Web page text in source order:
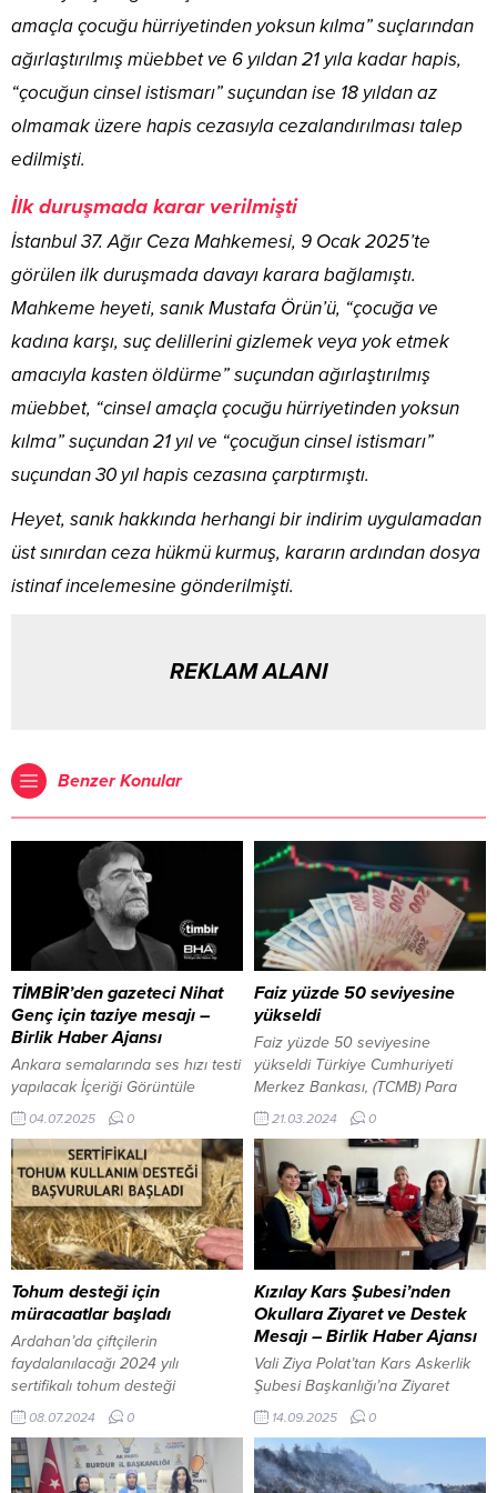
amaçla çocuğu hürriyetinden yoksun kılma” suçlarından
ağırlaştırılmış müebbet ve 6 yıldan 21 yıla kadar hapis,
“çocuğun cinsel istismarı” suçundan ise 18 yıldan az
olmamak üzere hapis cezasıyla cezalandırılması talep
edilmişti.
İlk duruşmada karar verilmişti
İstanbul 37. Ağır Ceza Mahkemesi, 9 Ocak 2025’te
görülen ilk duruşmada davayı karara bağlamıştı.
Mahkeme heyeti, sanık Mustafa Örün’ü, “çocuğa ve
kadına karşı, suç delillerini gizlemek veya yok etmek
amacıyla kasten öldürme” suçundan ağırlaştırılmış
müebbet, “cinsel amaçla çocuğu hürriyetinden yoksun
kılma” suçundan 21 yıl ve “çocuğun cinsel istismarı”
suçundan 30 yıl hapis cezasına çarptırmıştı.
Heyet, sanık hakkında herhangi bir indirim uygulamadan
üst sınırdan ceza hükmü kurmuş, kararın ardından dosya
istinaf incelemesine gönderilmişti.
REKLAM ALANI
Benzer Konular
TİMBİR’den gazeteci Nihat
Genç için taziye mesajı –
Birlik Haber Ajansı
Ankara semalarında ses hızı testi
yapılacak İçeriği Görüntüle
ANKARA-BHA Türk İnternet
Medya Birliği (TİMBİR) Genel
Başkanı Dr. Süleyman Basa, bir
süredir sağlık sorunları nedeniyle
tedavi gören ve hayatını
kaybeden gazeteci-yazar Nihat
Genç için taziye mesajı yayımladı.
Dr. Süleyman Basa mesajında şu
ifadelere yer verdi: “Ülkemizin
değerli gazeteci ve yazarlarından
Nihat...
04.07.2025 0
Faiz yüzde 50 seviyesine
yükseldi
Faiz yüzde 50 seviyesine
yükseldi Türkiye Cumhuriyeti
Merkez Bankası, (TCMB) Para
Politikası Kurulu faize ilişkin
kararını açıkladı. Buna göre
Politika faizi, 500 baz puan
artışla yüzde 45’ten yüzde 50’ye
yükseltildi. Bankanın faiz oranına
ilişkin basın duyurusunda şunlar
kaydedildi; Para Politikası Kurulu,
politika faizi olan bir hafta vadeli
repo ihale faiz...
21.03.2024 0
Tohum desteği için
müracaatlar başladı
Ardahan’da çiftçilerin
faydalanılacağı 2024 yılı
sertifikalı tohum desteği
müracaatları başladı. 8 Temmuz
2024, 12:00 yayınlandı Tohum
desteği için müracaatlar başladı
ARDAHAN-BHA Ardahan İl Tarım
08.07.2024 0
Kızılay Kars Şubesi’nden
Okullara Ziyaret ve Destek
Mesajı – Birlik Haber Ajansı
Vali Ziya Polat’tan Kars Askerlik
Şubesi Başkanlığı’na Ziyaret
İçeriği Görüntüle Ziyaretlerde,
Kars’taki okullarda faaliyet
gösteren Kızılay Öğrenci
Kulüplerinin daha aktif hale
14.09.2025 0